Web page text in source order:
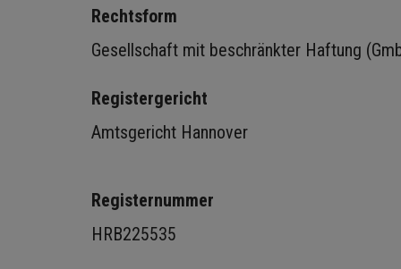
Rechtsform
Gesellschaft mit beschränkter Haftung
Registergericht
Amtsgericht Hannover
Registernummer
HRB225535